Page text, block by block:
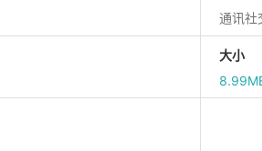
通讯社
大小